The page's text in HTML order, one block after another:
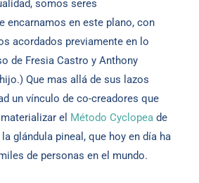
somos seres
encarnamos en este plano, con
acordados previamente en lo
de Fresia Castro y Anthony
Que mas allá de sus lazos
un vínculo de co-creadores que
el Método Cyclopea de
glándula pineal, que hoy en día ha
de personas en el mundo.